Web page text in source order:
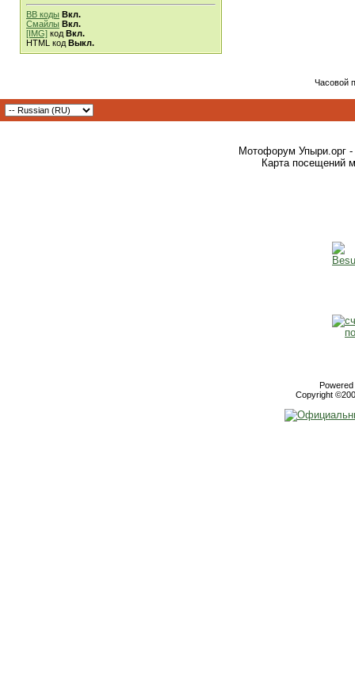
BB коды Вкл.
Смайлы Вкл.
[IMG] код Вкл.
HTML код Выкл.
Часовой
Мотофорум Упыри.орг -
Карта посещений
Copyright